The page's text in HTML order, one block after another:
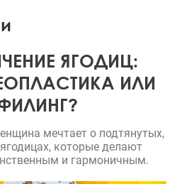
ЯГОДИЦ:
ИЛИ
мечтает о подтянутых,
которые делают
и гармоничным.